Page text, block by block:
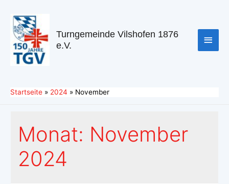
Turngemeinde Vilshofen 1876
e.V.
Startseite 2024 November
Monat: November
2024